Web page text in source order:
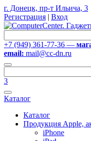
г. Донецк, пр-т Ильича, 3
Регистрация | Вход
+7 (949) 361-77-36 —
email: mail@cc-dn.ru
3
Каталог
Каталог
Продукция Apple,
iPhone